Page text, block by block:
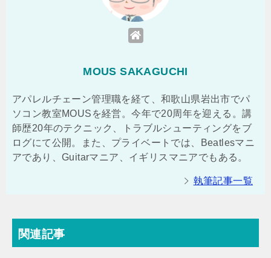
MOUS SAKAGUCHI
アパレルチェーン管理職を経て、和歌山県岩出市でパ
ソコン教室MOUSを経営。今年で20周年を迎える。講
師歴20年のテクニック、トラブルシューティングをブ
ログにて公開。また、プライベートでは、Beatlesマニ
アであり、Guitarマニア、イギリスマニアでもある。
執筆記事一覧
関連記事